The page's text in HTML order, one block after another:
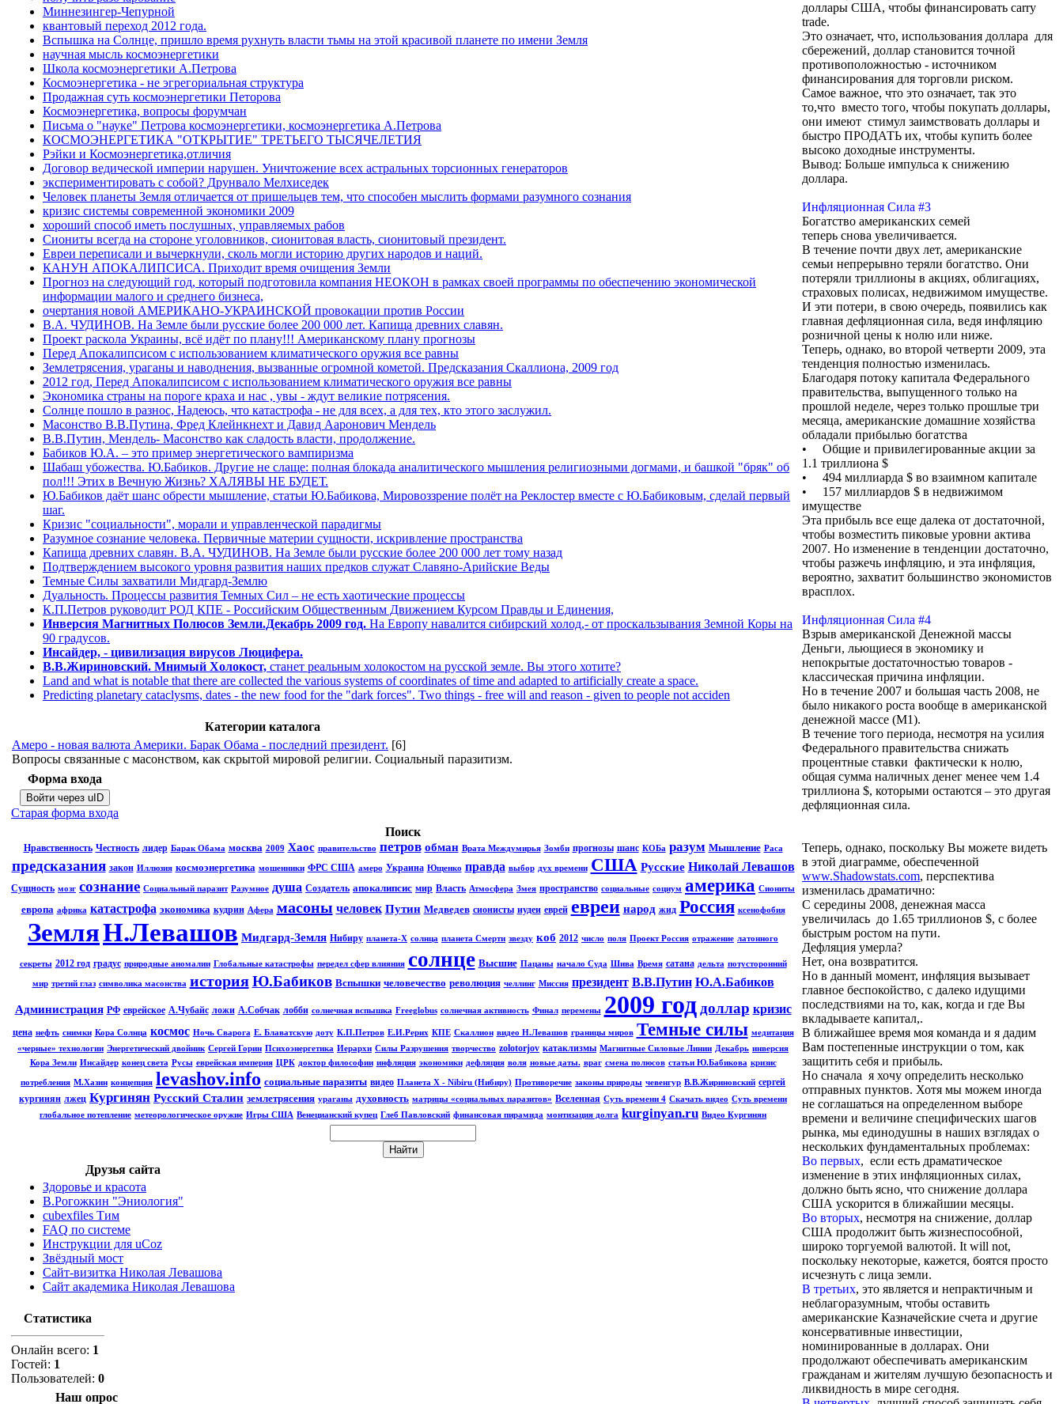
Миннезингер-Чепурной
квантовый переход 2012 года.
Вспышка на Солнце, пришло время рухнуть власти тьмы на этой красивой планете по имени Земля
научная мысль космоэнергетики
Школа космоэнергетики А.Петрова
Космоэнергетика - не эгрегориальная структура
Продажная суть космоэнергетики Петорова
Космоэнергетика, вопросы форумчан
Письма о "науке" Петрова космоэнергетики, космоэнергетика А.Петрова
КОСМОЭНЕРГЕТИКА "ОТКРЫТИЕ" ТРЕТЬЕГО ТЫСЯЧЕЛЕТИЯ
Рэйки и Космоэнергетика,отличия
Договор ведической империи нарушен. Уничтожение всех астральных торсионных генераторов
экспериментировать с собой? Друнвало Мелхиседек
Человек планеты Земля отличается от пришельцев тем, что способен мыслить формами разумного сознания
кризис системы современной экономики 2009
хороший способ иметь послушных, управляемых рабов
Сиониты всегда на стороне уголовников, сионитовая власть, сионитовый президент.
Евреи переписали и вычеркнули, сколь могли историю других народов и наций.
КАНУН АПОКАЛИПСИСА. Приходит время очищения Земли
Прогноз на следующий год, который подготовила компания НЕОКОН в рамках своей программы по обеспечению экономической
информации малого и среднего бизнеса,
очертания новой АМЕРИКАНО-УКРАИНСКОЙ провокации против России
В.А. ЧУДИНОВ. На Земле были русские более 200 000 лет. Капища древних славян.
Проект раскола Украины, всё идёт по плану!!! Американскому плану прогнозы
Перед Апокалипсисом с использованием климатического оружия все равны
Землетрясения, ураганы и наводнения, вызванные огромной кометой. Предсказания Скаллиона, 2009 год
2012 год, Перед Апокалипсисом с использованием климатического оружия все равны
Экономика страны на пороге краха и нас , увы - ждут великие потрясения.
Солнце пошло в разнос, Надеюсь, что катастрофа - не для всех, а для тех, кто этого заслужил.
Масонство В.В.Путина, Фред Клейнкнехт и Давид Ааронович Мендель
В.В.Путин, Мендель- Масонство как сладость власти, продолжение.
Бабиков Ю.А. – это пример энергетического вампиризма
Шабаш убожества. Ю.Бабиков. Другие не слаще: полная блокада аналитического мышления религиозными догмами, и башкой "бряк" об
пол!!! Этих в Вечную Жизнь? ХАЛЯВЫ НЕ БУДЕТ.
Ю.Бабиков даёт шанс обрести мышление, статьи Ю.Бабикова, Мировоззрение полёт на Реклостер вместе с Ю.Бабиковым, сделай первый
шаг.
Кризис "социальности", морали и управленческой парадигмы
Разумное сознание человека. Первичные материи сущности, искривление пространства
Капища древних славян. В.А. ЧУДИНОВ. На Земле были русские более 200 000 лет тому назад
Подтверждением высокого уровня развития наших предков служат Славяно-Арийские Веды
Темные Силы захватили Мидгард-Землю
Дуальность. Процессы развития Темных Сил – не есть хаотические процессы
К.П.Петров руководит РОД КПЕ - Российским Общественным Движением Курсом Правды и Единения,
Инверсия Магнитных Полюсов Земли.Декабрь 2009 год. На Европу навалится сибирский холод,- от проскальзывания Земной Коры на
90 градусов.
Инсайдер, - цивилизация вирусов Люцифера.
В.В.Жириновский. Мнимый Холокост, станет реальным холокостом на русской земле. Вы этого хотите?
Land and what is notable that there are collected the various systems of coordinates of time and adapted to artificially create a space.
Predicting planetary cataclysms, dates - the new food for the "dark forces". Two things - free will and reason - given to people not acciden
Категории каталога
Амеро - новая валюта Америки. Барак Обама - последний президент. [6]
Вопросы связанные с масонством, как скрытой мировой религии. Социальный паразитизм.
Форма входа
Войти через uID
Старая форма входа
Поиск
Нравственность Честность лидер Барак Обама москва 2009 Хаос правительство петров обман Врата Междумирья Зомби прогнозы шанс КОБа разум Мышление Раса
предсказания закон Иллюзия космоэнергетика мошенники ФРС США амеро Украина Ющенко правда выбор дух времени США Русские Николай Левашов
Сущность мозг сознание Социальный паразит Разумное душа Создатель апокалипсис мир Власть Атмосфера Змея пространство социальные социум америка Сиониты
европа африка катастрофа экономика кудрин Афера масоны человек Путин Медведев сионисты иудеи еврей евреи народ жид Россия ксенофобия
ЗемляН.Левашов Мидгард-Земля Нибиру планета-Х солнца планета Смерти звезду коб 2012 число поля Проект Россия отражение латонного
секреты 2012 год градус природные аномалии Глобальные катастрофы передел сфер влияния солнце Высшие Пацаны начало Суда Шива Время сатана дельта потусторонний
мир третий глаз символика масонства история Ю.Бабиков Вспышки человечество революция челлинг Миссия президент В.В.Путин Ю.А.Бабиков
Администрация РФ еврейское А.Чубайс ложи А.Собчак лобби солнечная вспышка Freeglobus солнечная активность Финал перемены 2009 год доллар кризис
цена нефть снимки Кора Солнца космос Ночь Сварога Е. Блаватскую доту К.П.Петров Е.И.Рерих КПЕ Скаллион видео Н.Левашов границы миров Темные силы медитация
«черные» технологии Энергетический двойник Сергей Горин Психоэнергетика Иерархи Силы Разрушения творчество zolotorjov катаклизмы Магнитные Силовые Линии Декабрь инверсия
Кора Земли Инсайдер конец света Русы еврейская империя ЦРК доктор философии инфляция экономики дефляция воля новые даты. враг смена полюсов статьи Ю.Бабикова кризис
потребления М.Хазин концепция levashov.info социальные паразиты видео Планета Х - Nibiru (Нибиру) Противоречие законы природы чевенгур В.В.Жириновский сергей
кургинян лжец Кургинян Русский Сталин землетрясения ураганы духовность матрицы «социальных паразитов» Вселенная Суть времени 4 Скачать видео Суть времени
глобальное потепление метеорологическое оружие Игры США Венецианский купец Глеб Павловский финансовая пирамида монтизация долга kurginyan.ru Видео Кургинян
Друзья сайта
Здоровье и красота
В.Рогожкин "Эниология"
cubexfiles Тим
FAQ по системе
Инструкции для uCoz
Звёздный мост
Сайт-визитка Николая Левашова
Сайт академика Николая Левашова
Статистика
Онлайн всего: 1
Гостей: 1
Пользователей: 0
Наш опрос
доллары США, чтобы финансировать carry
trade.
Это означает, что, использования доллара для
сбережений, доллар становится точной
противоположностью - источником
финансирования для торговли риском.
Самое важное, что это означает, так это
то,что вместо того, чтобы покупать доллары,
они имеют стимул заимствовать доллары и
быстро ПРОДАТЬ их, чтобы купить более
высоко доходные инструменты.
Вывод: Больше импульса к снижению
доллара.
Инфляционная Сила #3
Богатство американских семей
теперь снова увеличивается.
В течение почти двух лет, американские
семьи непрерывно теряли богатство. Они
потеряли триллионы в акциях, облигациях,
страховых полисах, недвижимом имуществе.
И эти потери, в свою очередь, появились как
главная дефляционная сила, ведя инфляцию
розничной цены к нолю или ниже.
Теперь, однако, во второй четверти 2009, эта
тенденция полностью изменилась.
Благодаря потоку капитала Федерального
правительства, выпущенного только на
прошлой неделе, через только прошлые три
месяца, американские домашние хозяйства
обладали прибылью богатства
• Общие и привилегированные акции за
1.1 триллиона $
• 494 миллиарда $ во взаимном капитале
• 157 миллиардов $ в недвижимом
имуществе
Эта прибыль все еще далека от достаточной,
чтобы возместить пиковые уровни актива
2007. Но изменение в тенденции достаточно,
чтобы разжечь инфляцию, и эта инфляция,
вероятно, захватит большинство экономистов
врасплох.
Инфляционная Сила #4
Взрыв американской Денежной массы
Деньги, льющиеся в экономику и
непокрытые достаточностью товаров -
классическая причина инфляции.
Но в течение 2007 и большая часть 2008, не
было никакого роста вообще в американской
денежной массе (M1).
В течение того периода, несмотря на усилия
Федерального правительства снижать
процентные ставки фактически к нолю,
общая сумма наличных денег менее чем 1.4
триллиона $, которыми остаются – это другая
дефляционная сила.
Теперь, однако, поскольку Вы можете видеть
в этой диаграмме, обеспеченной
www.Shadowstats.com, перспектива
изменилась драматично:
С середины 2008, денежная масса
увеличилась до 1.65 триллионов $, с более
быстрым ростом на пути.
Дефляция умерла?
Нет, она возвратится.
Но в данный момент, инфляция вызывает
главное беспокойство, с далеко идущими
последствиями на то, как, когда и где Вы
вкладываете капитал,.
В ближайшее время моя команда и я дадим
Вам постепенные инструкции о том, как
защитить себя и прибыль.
Но сначала я хочу определить несколько
отправных пунктов. Хотя мы можем иногда
не соглашаться на определенном выборе
времени и величине специфических шагов
рынка, мы единодушны в наших взглядах о
нескольких фундаментальных проблемах:
Во первых, если есть драматическое
изменение в этих инфляционных силах,
должно быть ясно, что снижение доллара
США ускорится в ближайшии месяцы.
Во вторых, несмотря на снижение, доллар
США продолжит быть жизнеспособной,
широко торгуемой валютой. It will not,
поскольку некоторые, кажется, боятся просто
исчезнуть с лица земли.
В третьих, это является и непрактичным и
неблагоразумным, чтобы оставить
американские Казначейские счета и другие
консервативные инвестиции,
номинированные в долларах. Они
продолжают обеспечивать американским
гражданам и жителям лучшую безопасность и
ликвидность в мире сегодня.